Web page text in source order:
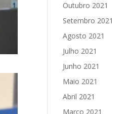
Outubro 2021
Setembro 2021
Agosto 2021
Julho 2021
Junho 2021
Maio 2021
Abril 2021
Março 2021